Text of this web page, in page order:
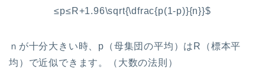
≤p≤R+1.96\sqrt{\dfrac{p(1-p)}{n}}$
ｎが十分大きい時、p（母集団の平均）はR（標本平
均）で近似できます。（大数の法則）